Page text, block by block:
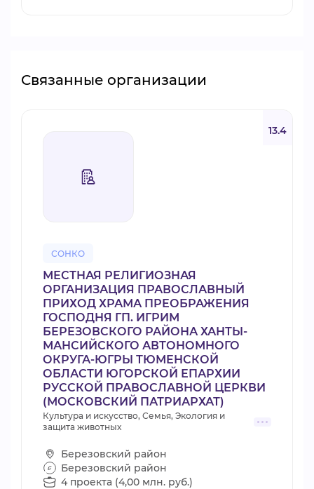
Связанные организации
СОНКО
13.4
МЕСТНАЯ РЕЛИГИОЗНАЯ
ОРГАНИЗАЦИЯ ПРАВОСЛАВНЫЙ
ПРИХОД ХРАМА ПРЕОБРАЖЕНИЯ
ГОСПОДНЯ ГП. ИГРИМ
БЕРЕЗОВСКОГО РАЙОНА ХАНТЫ-
МАНСИЙСКОГО АВТОНОМНОГО
ОКРУГА-ЮГРЫ ТЮМЕНСКОЙ
ОБЛАСТИ ЮГОРСКОЙ ЕПАРХИИ
РУССКОЙ ПРАВОСЛАВНОЙ ЦЕРКВИ
(МОСКОВСКИЙ ПАТРИАРХАТ)
Культура и искусство, Семья, Экология и
защита животных
Березовский район
Березовский район
4 проекта (4,00 млн. руб.)